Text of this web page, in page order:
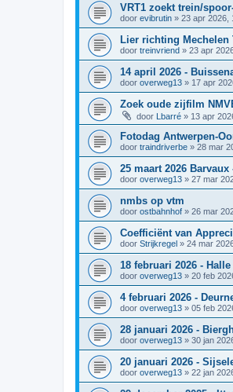
VRT1 zoekt trein/
door evibrutin » 23 apr 2026,
Lier richting Mechelen
door treinvriend » 23 apr
14 april 2026 -
door overweg13 » 17 apr
Zoek oude zijfilm
door Lbarré » 13 apr
Fotodag Antwerpen-
door traindriverbe » 28 mar
25 maart 2026
door overweg13 » 27 mar
nmbs op vtm
door ostbahnhof » 26 mar
Coefficiënt van
door Strijkregel » 24 mar
18 februari 2026 -
door overweg13 » 20 feb
4 februari 2026 -
door overweg13 » 05 feb
28 januari 2026 -
door overweg13 » 30 jan
20 januari 2026 -
door overweg13 » 22 jan